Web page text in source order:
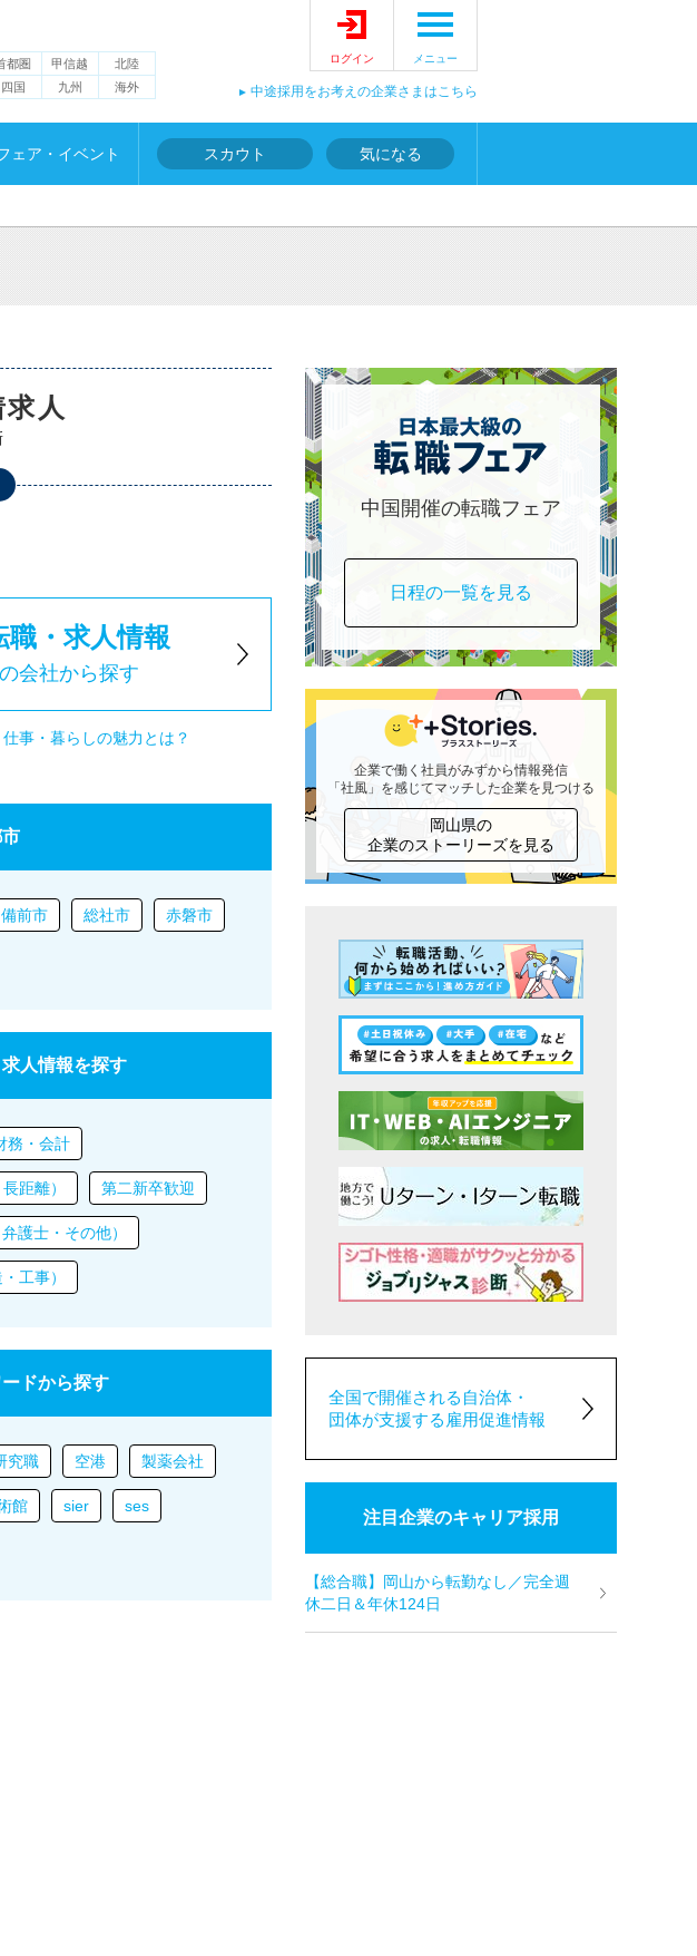
都圏 甲信越
北陸
四国 九州 海外
ログイン メニュー
中途採用をお考えの企業さまはこちら
ェア・イベント スカウト 気になる
人
職・求人情報
会社から探す
事・暮らしの魅力とは？
備前市 総社市 赤磐市
人情報を探す
務・会計
距離） 第二新卒歓迎
護士・その他）
工事）
ドから探す
究職 空港 製薬会社
館 sier ses
中国開催の転職フェア
日程の一覧を見る
企業で働く社員がみずから情報発信
「社風」を感じてマッチした企業を見つける
岡山県の
企業のストーリーズを見る
全国で開催される自治体・
団体が支援する雇用促進情報
注目企業のキャリア採用
【総合職】岡山から転勤なし／完全週
休二日＆年休124日